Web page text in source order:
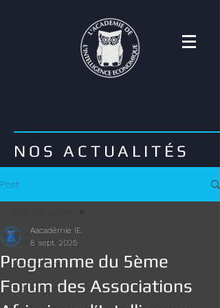
NOS ACTUALITÉS
Post
Tous les posts
Evènements
Publications
Programme du 5ème
Forum des Associations
Aacadémie IE
8 sept. 2025